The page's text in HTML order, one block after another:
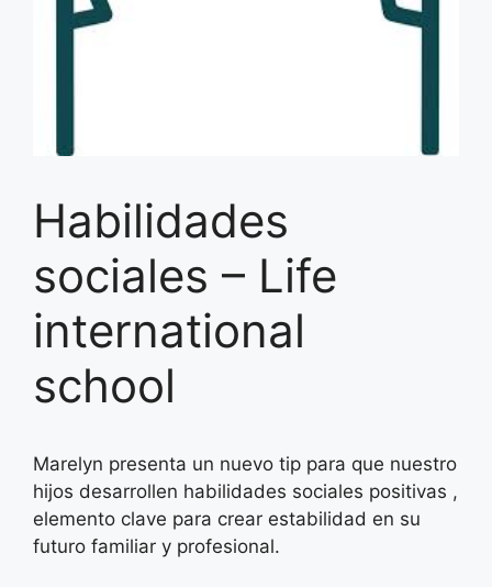
Habilidades
sociales – Life
international
school
Marelyn presenta un nuevo tip para que nuestro
hijos desarrollen habilidades sociales positivas ,
elemento clave para crear estabilidad en su
futuro familiar y profesional.